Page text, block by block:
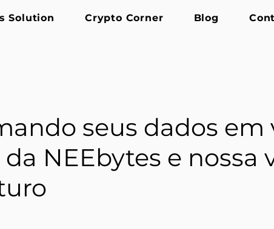
Solution Crypto Corner Blog
seus dados em
NEEbytes e nossa
5 estrelas.